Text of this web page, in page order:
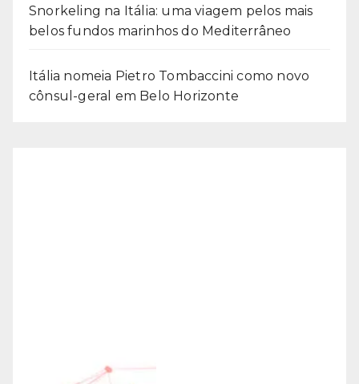
Snorkeling na Itália: uma viagem pelos mais
belos fundos marinhos do Mediterrâneo
Itália nomeia Pietro Tombaccini como novo
cônsul-geral em Belo Horizonte